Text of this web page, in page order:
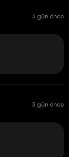
3 gün önce
3 gün önce